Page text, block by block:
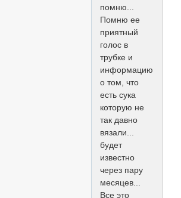
помню...
Помню ее
приятный
голос в
трубке и
информацию
о том, что
есть сука
которую не
так давно
вязали...
будет
известно
через пару
месяцев...
Все это